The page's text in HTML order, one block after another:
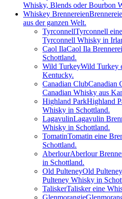
Whisky, Blends oder Bourbon
Whiskey Brennereien
aus der ganzen Welt.
TyrconnellTyrconnell
Tyrconnell Whisky in
Caol IlaCaol Ila
Schottland.
Wild TurkeyWild Turkey
Kentucky.
Canadian ClubCanadian
Canadian Whisky aus
Highland ParkHighland
Whisky in Schottland.
LagavulinLagavulin
Whisky in Schottland.
TomatinTomatin eine
Schottland.
AberlourAberlour
in Schottland.
Old PulteneyOld
Pulteney Whisky in
TaliskerTalisker eine
Glenmorangie